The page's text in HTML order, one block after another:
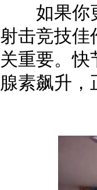
如果你更
射击竞技佳
关重要。快
腺素飙升，